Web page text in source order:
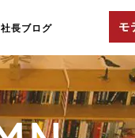
社長ブログ